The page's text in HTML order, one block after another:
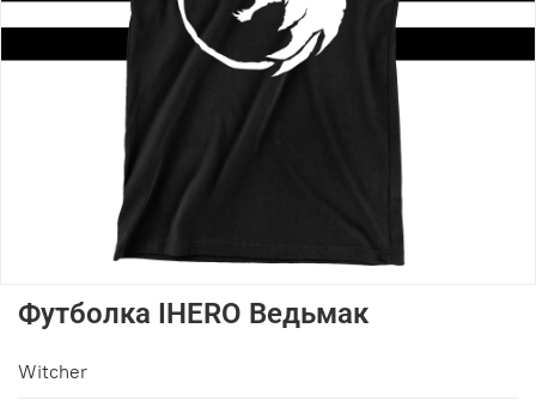
Футболка IHERO Ведьмак
Witcher